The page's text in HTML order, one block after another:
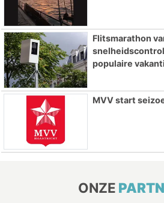
Flitsmarathon
populaire
MVV start
ONZE